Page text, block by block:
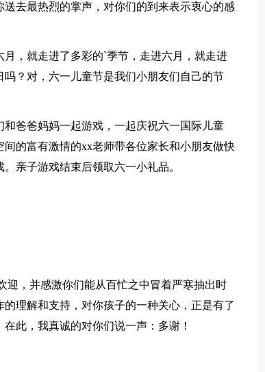
去最热烈的掌声，对你们的到来表示衷心的感
，就走进了多彩的`季节，走进六月，就走进
？对，六一儿童节是我们小朋友们自己的节
爸爸妈妈一起游戏，一起庆祝六一国际儿童
的富有激情的xx老师带各位家长和小朋友做快
亲子游戏结束后领取六一小礼品。
迎，并感激你们能从百忙之中冒着严寒抽出时
理解和支持，对你孩子的一种关心，正是有了
此，我真诚的对你们说一声：多谢！